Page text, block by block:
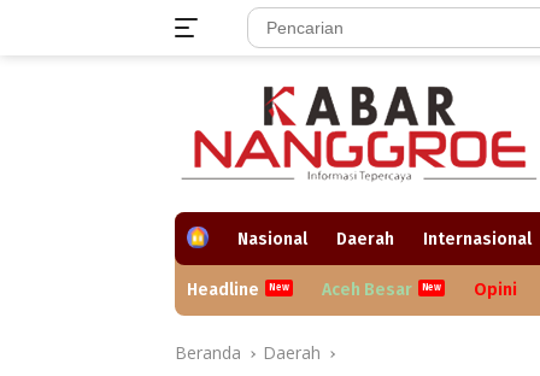
H
e
Nasional Daerah Internasional
Headline Aceh Besar Opini
Beranda Daerah